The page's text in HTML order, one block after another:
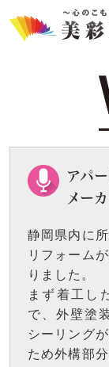
アパ
メー
静岡県内に
リフォーム
りました。
まず着工し
で、外壁塗
シーリング
ため外構部